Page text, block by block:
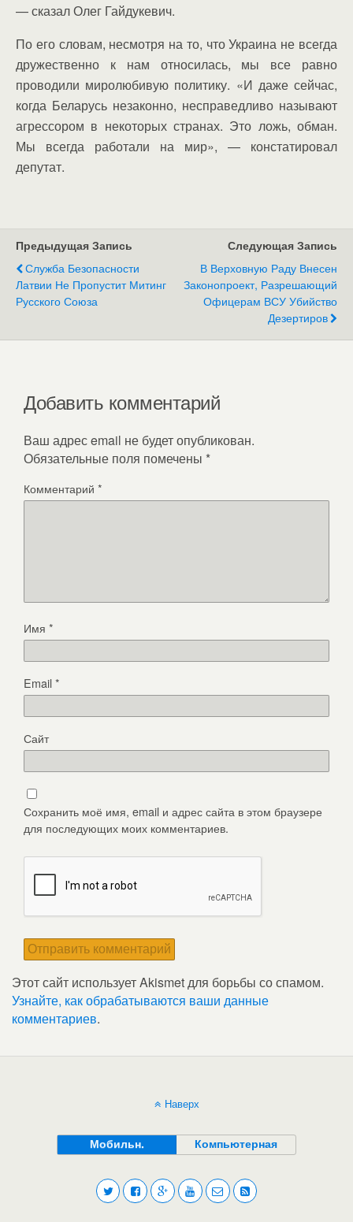
— сказал Олег Гайдукевич.
По его словам, несмотря на то, что Украина не всегда
дружественно к нам относилась, мы все равно
проводили миролюбивую политику. «И даже сейчас,
когда Беларусь незаконно, несправедливо называют
агрессором в некоторых странах. Это ложь, обман.
Мы всегда работали на мир», — констатировал
депутат.
Предыдущая Запись
Служба Безопасности
Латвии Не Пропустит Митинг
Русского Союза
Следующая Запись
В Верховную Раду Внесен
Законопроект, Разрешающий
Офицерам ВСУ Убийство
Дезертиров
Добавить комментарий
Ваш адрес email не будет опубликован.
Обязательные поля помечены *
Комментарий *
Имя *
Email*
Сайт
Сохранить моё имя, email и адрес сайта в этом браузере
для последующих моих комментариев.
Этот сайт использует Akismet для борьбы со спамом.
Узнайте, как обрабатываются ваши данные
комментариев.
Наверх
Мобильн. Компьютерная